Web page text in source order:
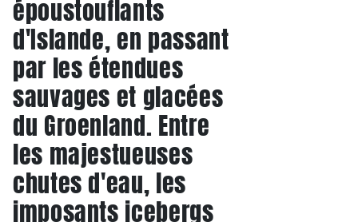
époustouflants
d'Islande, en passant
par les étendues
sauvages et glacées
du Groenland. Entre
les majestueuses
chutes d'eau, les
imposants icebergs